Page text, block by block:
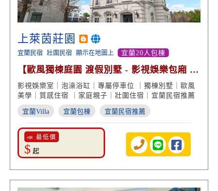
上萊茵莊園
宜蘭民宿 壯圍民宿 顯示在地圖上 宜蘭20人包棟
【歐風獨棟庭園 渡假別墅 - 影視娛樂包廂 美
學經典設計】
影視娛樂室｜泡澡浴缸｜專屬停車位 ｜獨棟別墅｜歐風
美學｜質感住宿 ｜家庭親子｜壯圍住宿｜宜蘭民宿推薦
宜蘭Villa 宜蘭包棟 宜蘭民宿推薦
📣 最低價
$ 起